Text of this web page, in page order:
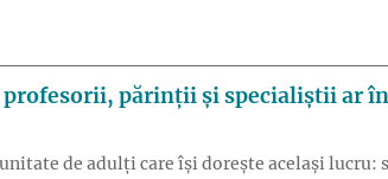
profesorii, părinții și specialiștii ar
de adulți care își dorește același